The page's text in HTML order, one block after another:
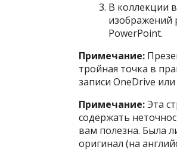
В коллекции
изображений
PowerPoint.
Примечание:
тройная точка в
записи OneDrive
Примечание:Эта
содержать
вам полезна. Была
оригинал (на